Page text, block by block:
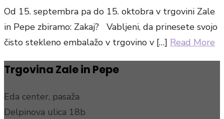
Od 15. septembra pa do 15. oktobra v trgovini Zale
in Pepe zbiramo: Zakaj? Vabljeni, da prinesete svojo
čisto stekleno embalažo v trgovino v […] Read More
Trgovina Zale in Pepe
Eda center, pasaža
Delpinova ulica 18b